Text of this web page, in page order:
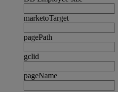
marketoTarget
pagePath
gclid
pageName